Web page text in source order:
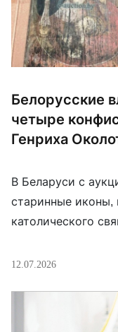
Белорусские
четыре
Генриха
В Беларуси с
старинные иконы,
католического
ссылкой на
участник, а лоты
стартовой. Речь
12.07.2026